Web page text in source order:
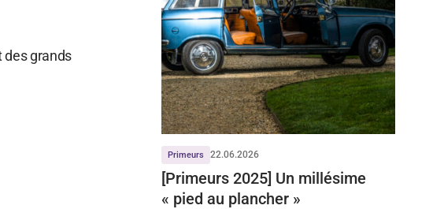
des grands
Primeurs 22.06.2026
[Primeurs 2025] Un millésime
« pied au plancher »